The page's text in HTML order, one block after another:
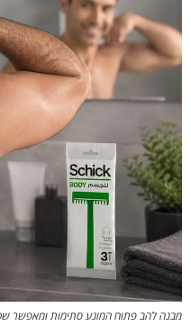
מבנה להב פתוח המונע סתימות ומאפשר